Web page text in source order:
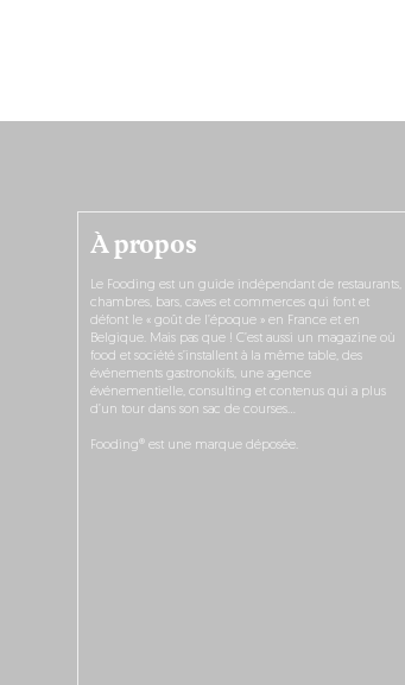
À propos
Le Fooding est un guide indépendant de restaurants,
chambres, bars, caves et commerces qui font et
défont le « goût de l’époque » en France et en
Belgique. Mais pas que ! C’est aussi un magazine où
food et société s’installent à la même table, des
événements gastronokifs, une agence
événementielle, consulting et contenus qui a plus
d’un tour dans son sac de courses…
Fooding® est une marque déposée.